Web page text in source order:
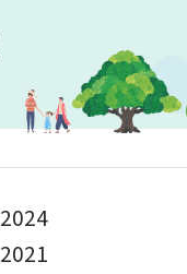
2024
2021